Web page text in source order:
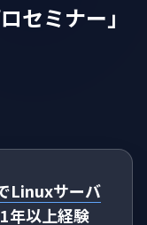
セミナー」
Linuxサーバ
年以上経験